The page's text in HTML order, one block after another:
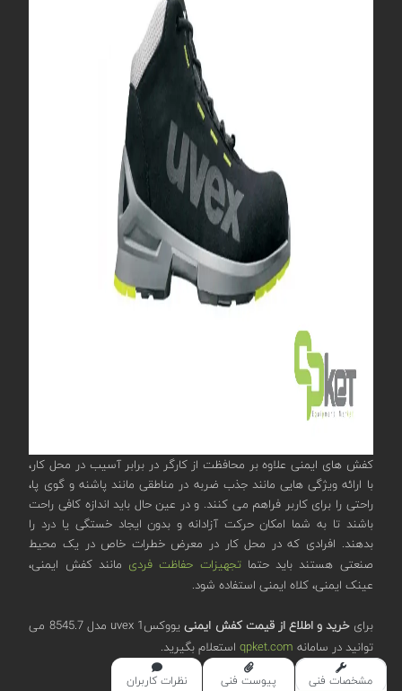
کفش های ایمنی علاوه بر محافظت از کارگر در برابر آسیب در محل کار،
با ارائه ویژگی هایی مانند جذب ضربه در مناطقی مانند پاشنه و گوی پا،
راحتی را برای کاربر فراهم می کنند. و در عین حال باید اندازه کافی راحت
باشند تا به شما امکان حرکت آزادانه و بدون ایجاد خستگی یا درد را
بدهند. افرادی که در محل کار در معرض خطرات خاص در یک محیط
صنعتی هستند باید حتماتجهیزات حفاظت فردی مانند کفش ایمنی،
عینک ایمنی، کلاه ایمنی استفاده شود.
برایخرید و اطلاع از قیمت کفش ایمنی
یووکسuvex 1 مدل 8545.7 می
توانید در سامانه qpket.com استعلام بگیرید.
مشخصات فنی پیوست فنی نظرات کاربران